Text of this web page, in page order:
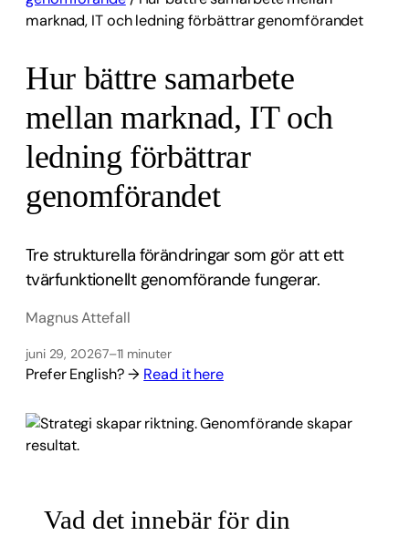
marknad, IT och ledning förbättrar genomförandet
Hur bättre samarbete
mellan marknad, IT och
ledning förbättrar
genomförandet
Tre strukturella förändringar som gör att ett
tvärfunktionellt genomförande fungerar.
Magnus Attefall
juni 29, 20267–11 minuter
Prefer English? → Read it here
Vad det innebär för din